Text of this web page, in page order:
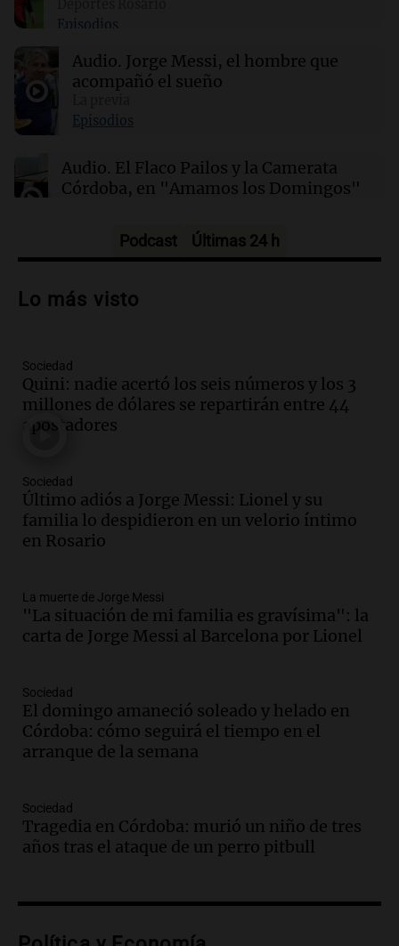
¿Por qué los dinosaurios nunca evolucionaron
a tamaños diminutos si alcanzaron
gigantescas proporciones?
Químicos rompen barreras en reacciones
químicas al liberar electrones directamente en
Episodios
Audio. Jorge Messi, el hombre que
acompañó el sueño
Episodios
Audio. El Flaco Pailos y la Camerata
Córdoba, en "Amamos los Domingos"
hablaron de su obra en Cadena 3
Audio.
recuerdo del paso de Juan Pablo II: "Te
traspasaba con la mirada"
Amamos los Domingos
Audio.
un imperdible cordobés para los
amantes de la astronomía
Amamos los Domingos
la historia del club de Irlanda
revolucionado por hinchas argentinos
Amamos los Domingos
Audio.
argentino regresa al país tras conflicto
con Brasil
Panorama Federal
Audio.
con fractura de tobillo en refugio Doña
Rosa
Panorama Federal
Audio.Amaycha del Valle avanza en
Podcast Últimas 24 h
Lo más visto
Sociedad
Quini: nadie acertó los seis números y los 3
millones de dólares se repartirán entre 44
apostadores
Sociedad
Último adiós a Jorge Messi: Lionel y su
familia lo despidieron en un velorio íntimo
en Rosario
La muerte de Jorge Messi
"La situación de mi familia es gravísima": la
carta de Jorge Messi al Barcelona por Lionel
Sociedad
El domingo amaneció soleado y helado en
Córdoba: cómo seguirá el tiempo en el
arranque de la semana
Sociedad
Tragedia en Córdoba: murió un niño de tres
años tras el ataque de un perro pitbull